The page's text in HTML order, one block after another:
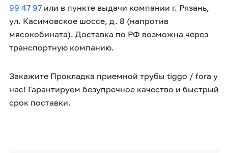
99 47 97 или в пункте выдачи компании г. Рязань,
ул. Касимовское шоссе, д. 8 (напротив
мясокобината). Доставка по РФ возможна через
транспортную компанию.
Закажите Прокладка приемной трубы tiggo / fora у
нас! Гарантируем безупречное качество и быстрый
срок поставки.